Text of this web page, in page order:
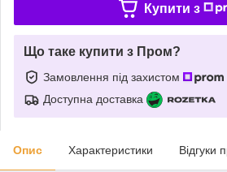
Купити з
Що таке купити з Пром?
Замовлення під захистом
Доступна доставка
Опис Характеристики Відгуки